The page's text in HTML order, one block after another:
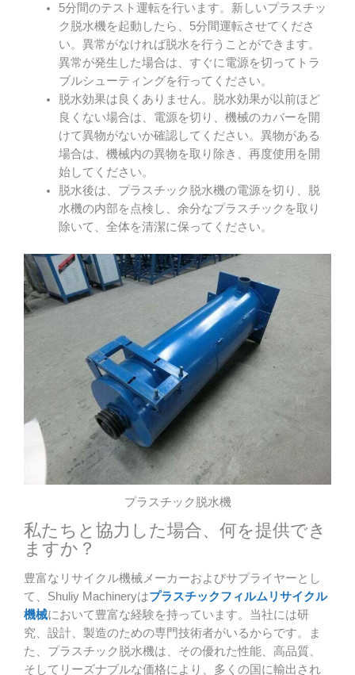
5分間のテスト運転を行います。新しいプラスチッ
ク脱水機を起動したら、5分間運転させてくださ
い。異常がなければ脱水を行うことができます。
異常が発生した場合は、すぐに電源を切ってトラ
ブルシューティングを行ってください。
脱水効果は良くありません。脱水効果が以前ほど
良くない場合は、電源を切り、機械のカバーを開
けて異物がないか確認してください。異物がある
場合は、機械内の異物を取り除き、再度使用を開
始してください。
脱水後は、プラスチック脱水機の電源を切り、脱
水機の内部を点検し、余分なプラスチックを取り
除いて、全体を清潔に保ってください。
プラスチック脱水機
私たちと協力した場合、何を提供でき
ますか？
豊富なリサイクル機械メーカーおよびサプライヤーとし
て、Shuliy Machineryはプラスチックフィルムリサイクル
機械において豊富な経験を持っています。当社には研
究、設計、製造のための専門技術者がいるからです。ま
た、プラスチック脱水機は、その優れた性能、高品質、
そしてリーズナブルな価格により、多くの国に輸出され